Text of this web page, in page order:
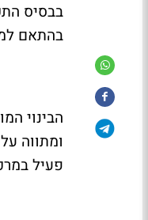
בהתאם
הבינוי
ומתווה
פעיל